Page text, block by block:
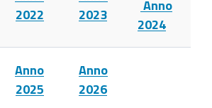
2022
2023
Anno
2024
Anno
2025
Anno
2026